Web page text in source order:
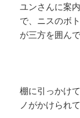
ユンさんに案
で、ニスのボ
が三方を囲んで
棚に引っかけ
ノがかけられ